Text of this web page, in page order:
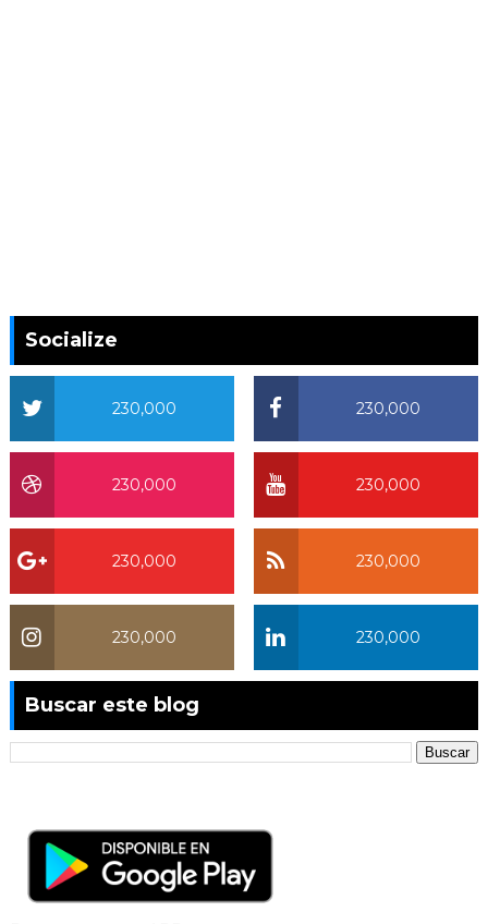
Socialize
230,000
230,000
230,000
230,000
230,000
230,000
230,000
230,000
Buscar este blog